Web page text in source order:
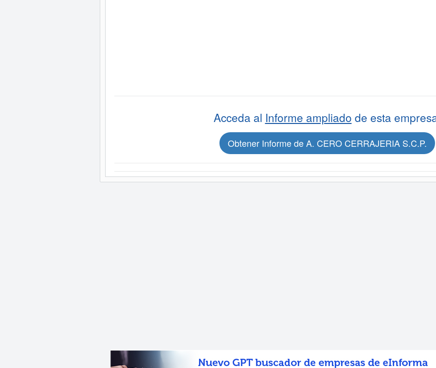
Acceda al Informe ampliado de esta
Obtener Informe de A. CERO CERRAJERIA S.C.P.